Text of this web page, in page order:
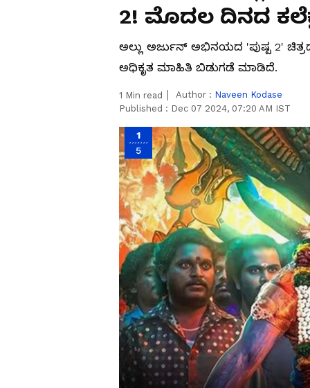
2! ಮೊದಲ ದಿನದ
ಅಲ್ಲು ಅರ್ಜುನ್ ಅಭಿನಯದ 'ಪುಷ್ಪ 2'
ಅಧಿಕೃತ ಮಾಹಿತಿ ಬಿಡುಗಡೆ ಮಾಡಿದೆ.
1 Min read Author : Naveen Kodase
Published : Dec 07 2024, 07:20 AM IST
1
5